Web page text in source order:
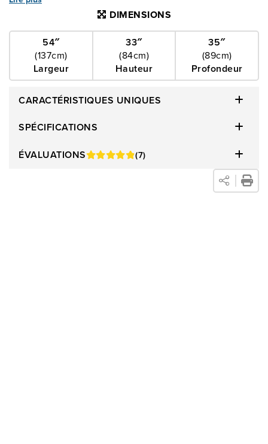
appui-bras droits dégagent une impression d'élégance
ajoutent une dimension qui rehaussera l’aspect de votre
espace. Cette causeuse n'est pas seulement magnifique, elle
est également fabriquée avec des matériaux d'une qualité
première qualité et à 100% de bois dur, ce qui fait de cette
causeuse un article qui durera. Qu’elle soit placée dans une
un coin détente aménagé avec goût, cette causeuse
contemporaine témoigne de la fusion de l'esthétique et de la
fonctionnalité. Elle incarne l'essence du design moderne tout
DIMENSIONS
54″
(137cm)
Largeur
33″
(84cm)
Hauteur
35″
(89cm)
Profondeur
CARACTÉRISTIQUES UNIQUES
SPÉCIFICATIONS
ÉVALUATIONS
(7)